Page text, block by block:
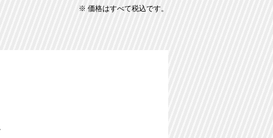
※ 価格はすべて税込です。